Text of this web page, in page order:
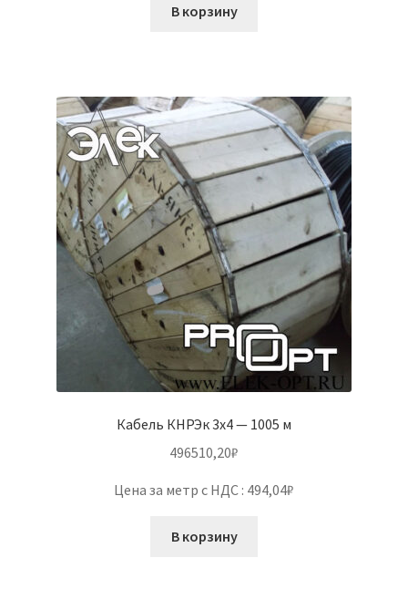
В корзину
Кабель КНРЭк 3х4 — 1005 м
496510,20₽
Цена за метр с НДС : 494,04₽
В корзину